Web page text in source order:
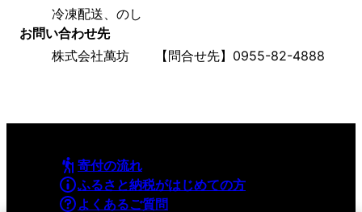
冷凍配送、のし
お問い合わせ先
株式会社萬坊　　【問合せ先】0955-82-4888
寄付の流れ
ふるさと納税がはじめての方
よくあるご質問